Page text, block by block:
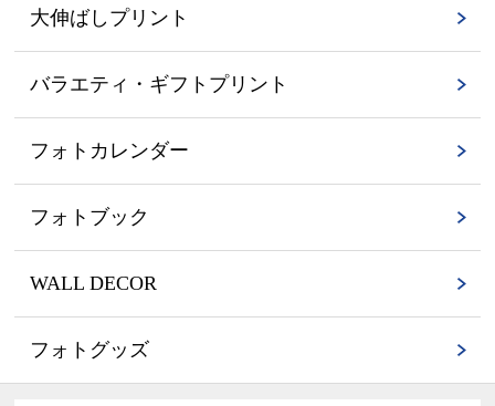
大伸ばしプリント
バラエティ・ギフトプリント
フォトカレンダー
フォトブック
WALL DECOR
フォトグッズ